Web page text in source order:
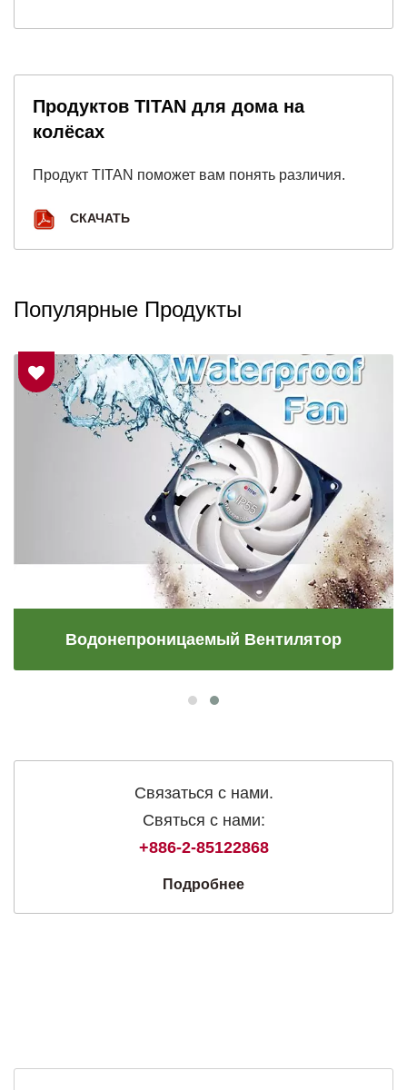
Продуктов TITAN для дома на
колёсах
Продукт TITAN поможет вам понять различия.
СКАЧАТЬ
Популярные Продукты
Водонепроницаемый Вентилятор
Связаться с нами.
Святься с нами:
+886-2-85122868
Подробнее